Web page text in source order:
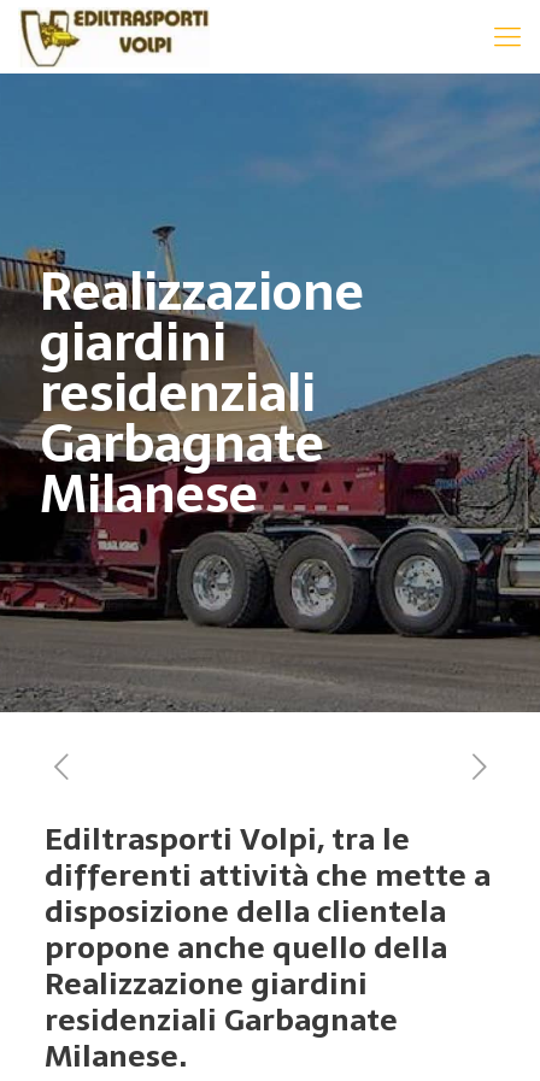
Realizzazione
giardini
residenziali
Garbagnate
Milanese
Ediltrasporti Volpi, tra le
differenti attività che mette a
disposizione della clientela
propone anche quello della
Realizzazione giardini
residenziali Garbagnate
Milanese.